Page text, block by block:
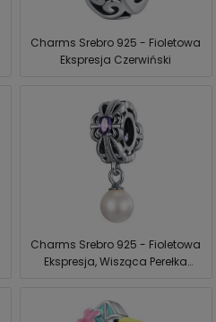
Charms Srebro 925 - Fioletowa
Ekspresja Czerwiński
Charms Srebro 925 - Fioletowa
Ekspresja, Wisząca Perełka